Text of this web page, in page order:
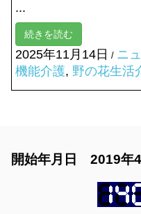
...
続きを読む
2025年11月14日 / ニ
機能介護, 野の花生活
開始年月日 2019年4